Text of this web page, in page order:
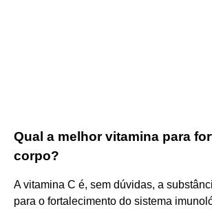
Qual a melhor vitamina para
corpo?
A vitamina C é, sem dúvidas, a
para o fortalecimento do sistema